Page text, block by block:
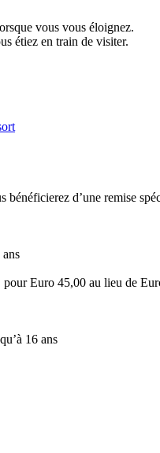
vous vous éloignez.
étiez en train de visiter.
d’une remise
pour Euro 45,00 au lieu de
16 ans